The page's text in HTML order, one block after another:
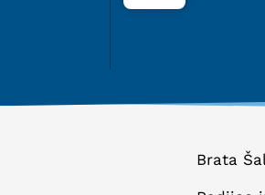
Brata